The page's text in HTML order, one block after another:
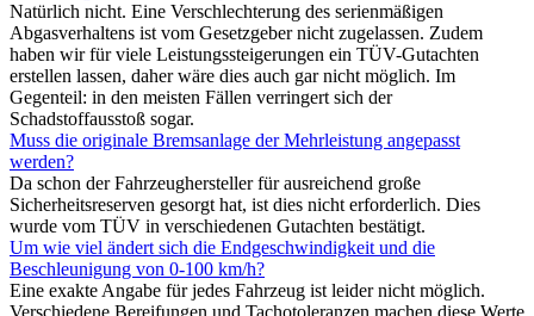
Natürlich nicht. Eine Verschlechterung des serienmäßigen
Abgasverhaltens ist vom Gesetzgeber nicht zugelassen. Zudem
haben wir für viele Leistungssteigerungen ein TÜV-Gutachten
erstellen lassen, daher wäre dies auch gar nicht möglich. Im
Gegenteil: in den meisten Fällen verringert sich der
Schadstoffausstoß sogar.
Muss die originale Bremsanlage der Mehrleistung angepasst
werden?
Da schon der Fahrzeughersteller für ausreichend große
Sicherheitsreserven gesorgt hat, ist dies nicht erforderlich. Dies
wurde vom TÜV in verschiedenen Gutachten bestätigt.
Um wie viel ändert sich die Endgeschwindigkeit und die
Beschleunigung von 0-100 km/h?
Eine exakte Angabe für jedes Fahrzeug ist leider nicht möglich.
Verschiedene Bereifungen und Tachotoleranzen machen diese Werte